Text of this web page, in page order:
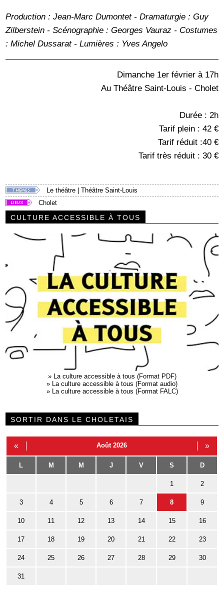
Production : Jean-Marc Dumontet - Dramaturgie : Guy
Zilberstein - Scénographie : Georges Vauraz - Costumes
: Michel Dussarat - Lumières : Yves Angelo
Dimanche 1er février à 17h
Au Théâtre Saint-Louis - Cholet
Durée : 2h
Tarif plein : 42 €
Tarif réduit :40 €
Tarif très réduit : 30 €
Le théâtre |Théâtre Saint-Louis
Cholet
CULTURE ACCESSIBLE À TOUS
» La culture accessible à tous (Format PDF)
» La culture accessible à tous (Format audio)
» La culture accessible à tous (Format FALC)
SORTIR DANS LE CHOLETAIS
« Août 2026 »
L M M J V S D
1 2
3 4 5 6 7 8 9
10 11 12 13 14 15 16
17 18 19 20 21 22 23
24 25 26 27 28 29 30
31